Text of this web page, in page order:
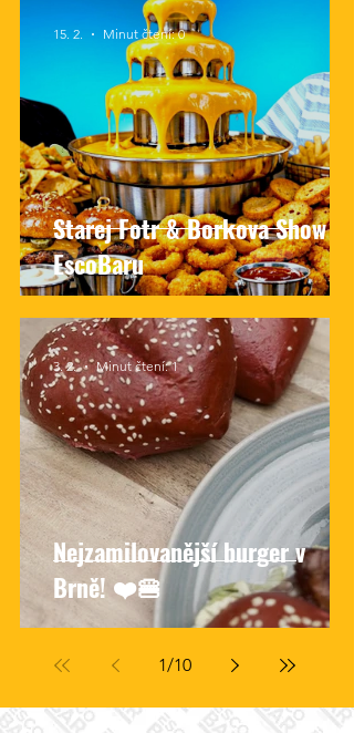
Starej Fotr & Borkova Show v
EscoBaru
15. 2. Minut čtení: 0
Nejzamilovanější burger v
Brně! ❤️🍔
3. 2. Minut čtení: 1
1/10